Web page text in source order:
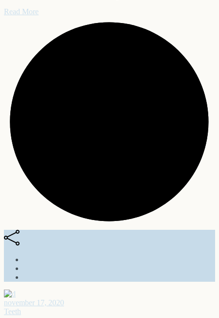
Read More
november 17, 2020
Teeth